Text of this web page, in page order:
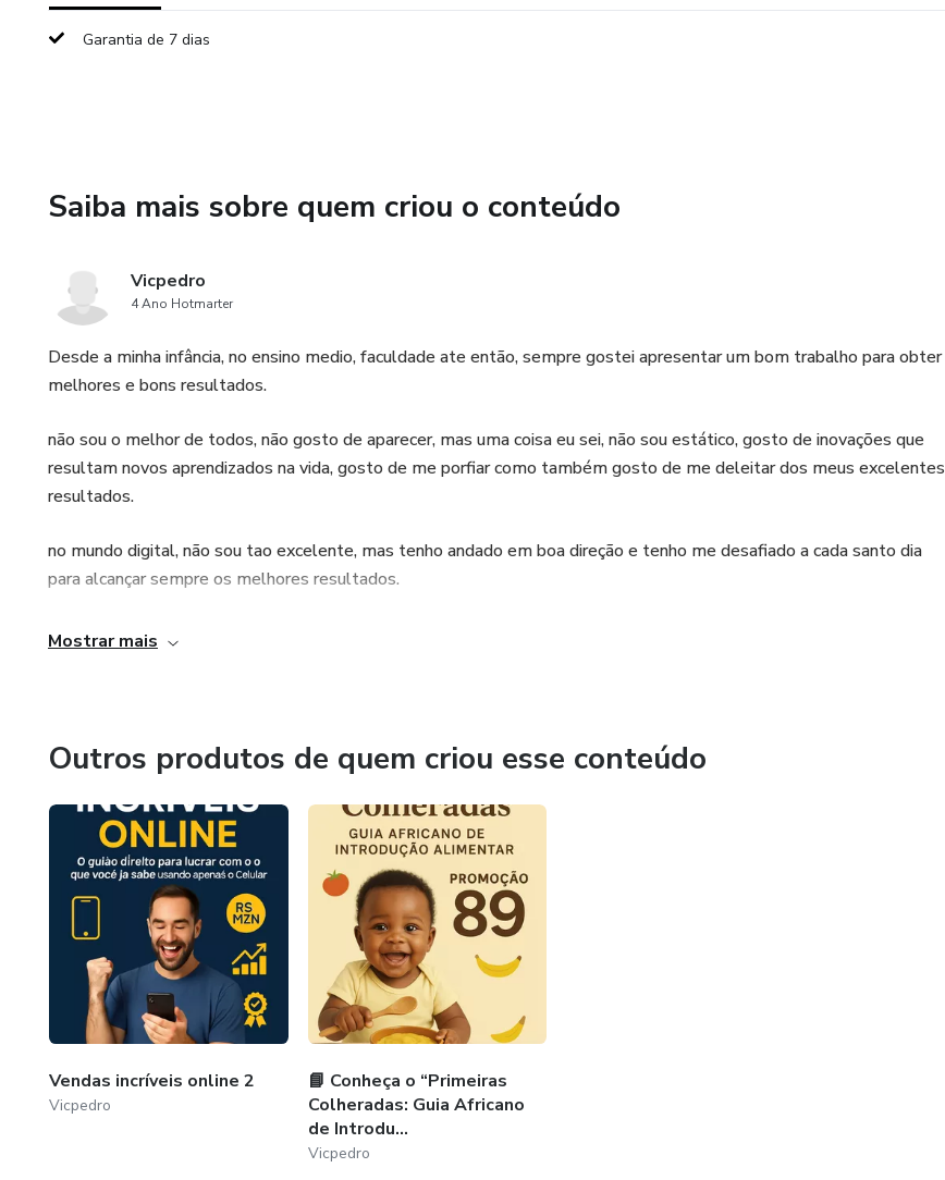
vendas ou até no boca a boca... esse material é pra você.
❤️‍🔥 Versão 2 – Marketing Emocional (estilo aspiracional e motivacional)
Você nasceu para vender com propósito – e com resultados.
Este eBook é mais do que um manual de vendas online. Ele é um convite pra você virar a
chave, assumir o controle do seu negócio e conquistar o que realmente merece: liberdade,
✨ Descobrir o que está travando suas vendas e como mudar isso agora;
✨ Aprender a vender com naturalidade, mesmo que odeie “forçar a barra”;
✨ Construir sua autoridade e fazer seu nome no digital;
✨ E o melhor: começar a ver resultados reais, com constância.
Garantia de 7 dias
Saiba mais sobre quem criou o conteúdo
Vicpedro
4 Ano Hotmarter
Desde a minha infância, no ensino medio, faculdade ate então, sempre gostei apresentar um bom trabalho para obter
melhores e bons resultados.
não sou o melhor de todos, não gosto de aparecer, mas uma coisa eu sei, não sou estático, gosto de inovações que
resultam novos aprendizados na vida, gosto de me porfiar como também gosto de me deleitar dos meus excelentes
resultados.
no mundo digital, não sou tao excelente, mas tenho andado em boa direção e tenho me desafiado a cada santo dia
para alcançar sempre os melhores resultados.
aprendi na caminhada que se agente quiser derrubar uma arvore na metade do tempo, precisam passar o dobro do
Mostrar mais
Outros produtos de quem criou esse conteúdo
Vendas incríveis online 2
Vicpedro
📘 Conheça o “Primeiras
Colheradas: Guia Africano
de Introdu...
Vicpedro